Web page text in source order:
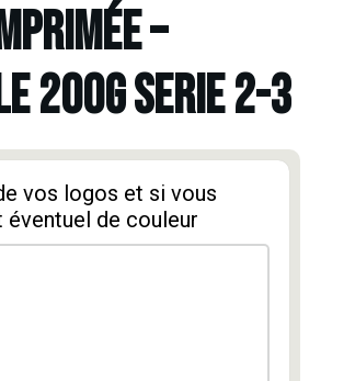
–
200G SERIE 2-3
vos logos et si vous
éventuel de couleur